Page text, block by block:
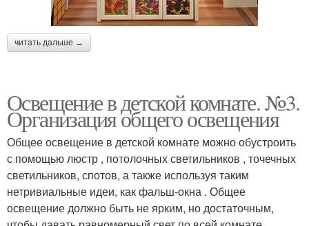
читать дальше →
Освещение в детской комнате. №3.
Организация общего освещения
Общее освещение в детской комнате можно обустроить
с помощью люстр , потолочных светильников , точечных
светильников, спотов, а также используя таким
нетривиальные идеи, как фальш-окна . Общее
освещение должно быть не ярким, но достаточным,